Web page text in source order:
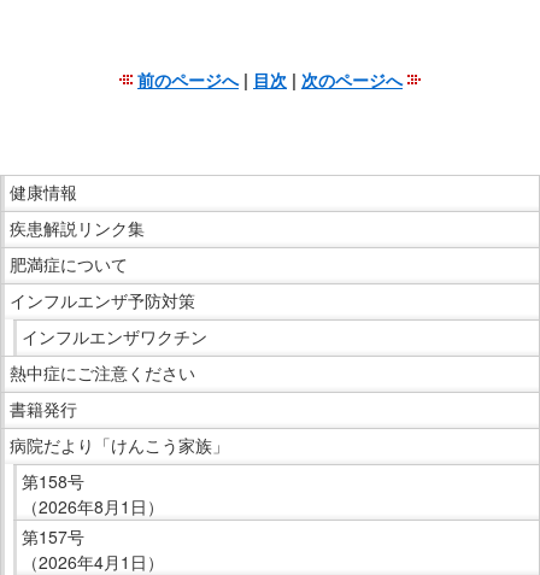
前のページへ| 目次 | 次のページへ
で
本
文
で
す。
こ
こ
か
ら
サ
イ
ド
メ
ニ
ュ
ー
す。
健康情報
疾患解説リンク集
肥満症について
インフルエンザ予防対策
インフルエンザワクチン
熱中症にご注意ください
書籍発行
病院だより「けんこう家族」
第158号
（2026年8月1日）
第157号
（2026年4月1日）